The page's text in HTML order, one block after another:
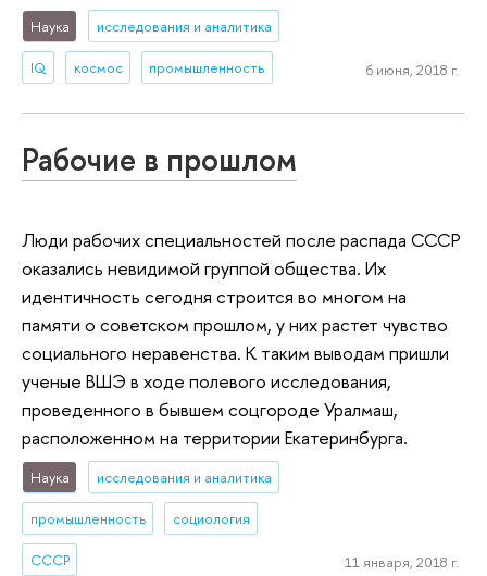
Наука исследования и аналитика
IQ космос промышленность 6 июня, 2018 г.
Рабочие в прошлом
Люди рабочих специальностей после распада СССР
оказались невидимой группой общества. Их
идентичность сегодня строится во многом на
памяти о советском прошлом, у них растет чувство
социального неравенства. К таким выводам пришли
ученые ВШЭ в ходе полевого исследования,
проведенного в бывшем соцгороде Уралмаш,
расположенном на территории Екатеринбурга.
Наука исследования и аналитика
промышленность социология
СССР 11 января, 2018 г.